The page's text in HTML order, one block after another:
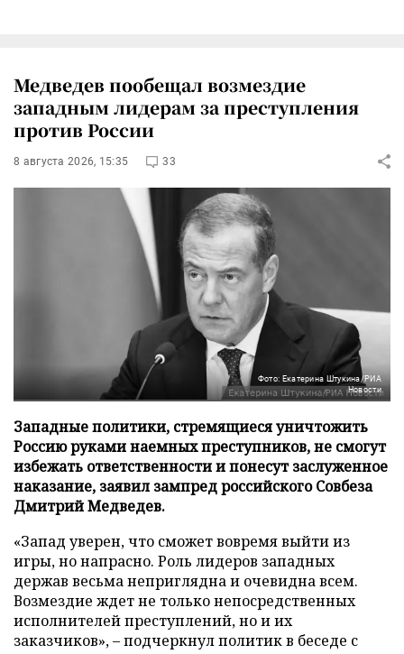
Медведев пообещал возмездие
западным лидерам за преступления
против России
8 августа 2026, 15:35 33
Фото: Екатерина Штукина/РИА
Новости
Западные политики, стремящиеся уничтожить
Россию руками наемных преступников, не смогут
избежать ответственности и понесут заслуженное
наказание, заявил зампред российского Совбеза
Дмитрий Медведев.
«Запад уверен, что сможет вовремя выйти из
игры, но напрасно. Роль лидеров западных
держав весьма неприглядна и очевидна всем.
Возмездие ждет не только непосредственных
исполнителей преступлений, но и их
заказчиков», – подчеркнул политик в беседе с